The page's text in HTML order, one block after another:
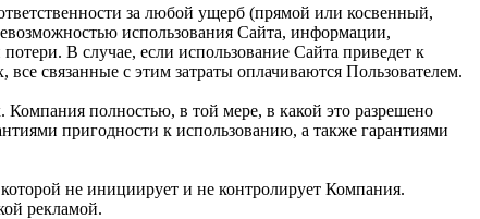
за любой ущерб (прямой или косвенный,
использования Сайта, информации,
В случае, если использование Сайта приведет к
связанные с этим затраты оплачиваются Пользователем.
Компания полностью, в той мере, в какой это разрешено
пригодности к использованию, а также гарантиями
не инициирует и не контролирует Компания.
рекламой.